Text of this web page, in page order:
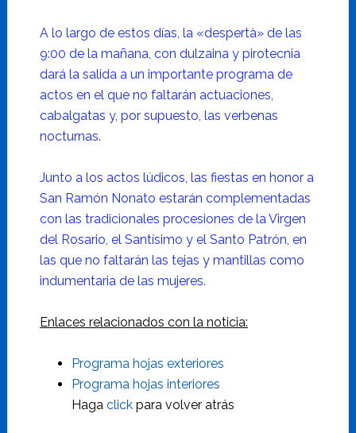
A lo largo de estos días, la «despertà» de las
9:00 de la mañana, con dulzaina y pirotecnia
dará la salida a un importante programa de
actos en el que no faltarán actuaciones,
cabalgatas y, por supuesto, las verbenas
nocturnas.
Junto a los actos lúdicos, las fiestas en honor a
San Ramón Nonato estarán complementadas
con las tradicionales procesiones de la Virgen
del Rosario, el Santísimo y el Santo Patrón, en
las que no faltarán las tejas y mantillas como
indumentaria de las mujeres.
Enlaces relacionados con la noticia:
Programa hojas exteriores
Programa hojas interiores
Haga clickpara volver atrás